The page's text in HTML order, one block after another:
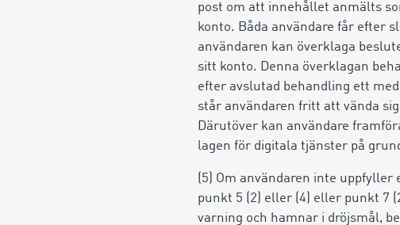
post om att innehållet anmälts
konto. Båda användare får efter
användaren kan överklaga
sitt konto. Denna överklagan
efter avslutad behandling ett
står användaren fritt att vända
Därutöver kan användare
lagen för digitala tjänster på
(5) Om användaren inte
punkt 5 (2) eller (4) eller punkt 7
varning och hamnar i dröjsmål,